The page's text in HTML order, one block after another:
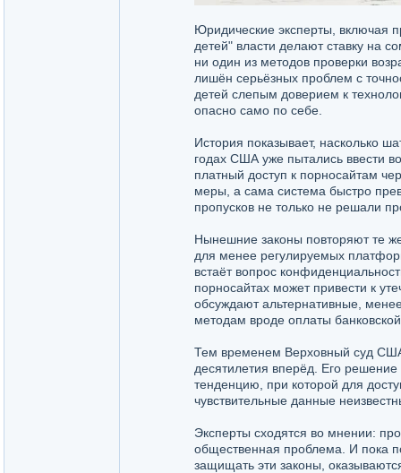
Юридические эксперты, включая
детей" власти делают ставку на
ни один из методов проверки
лишён серьёзных проблем с
детей слепым доверием к
опасно само по себе.
История показывает, насколько
годах США уже пытались ввести
платный доступ к порносайтам
меры, а сама система быстро
пропусков не только не решали
Нынешние законы повторяют те
для менее регулируемых
встаёт вопрос
порносайтах может привести к
обсуждают альтернативные,
методам вроде оплаты
Тем временем Верховный суд США
десятилетия вперёд. Его
тенденцию, при которой для
чувствительные данные
Эксперты сходятся во мнении:
общественная проблема. И пока
защищать эти законы,